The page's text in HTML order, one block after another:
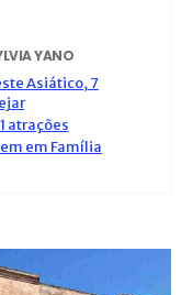
YANO
Asiático, 7
atrações
em Família